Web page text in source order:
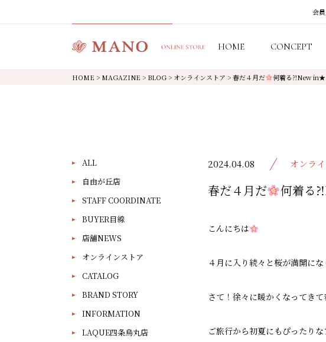
会
HOME CONCEPT
HOME > MAGAZINE > BLOG > オンラインストア >春だ４月だ 何着る⁈New in★
ALL
自由が丘店
STAFF COORDINATE
BUYER目線
店舗NEWS
オンラインストア
CATALOG
BRAND STORY
INFORMATION
LAQUE四条烏丸店
2024.04.08 オンラ
春だ４月だ 何着る
こんにちは
４月に入り続々と桜が満開に
さて！徐々に暖かくなってき
ご旅行から初夏にもぴったり